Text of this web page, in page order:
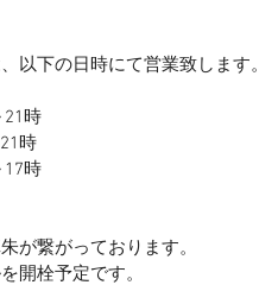
以下の日時にて営業致します。
21時
21時
～17時
が繋がっております。
開栓予定です。